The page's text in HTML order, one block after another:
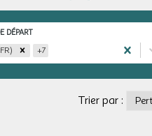
DÉPART
+7
Trier par :